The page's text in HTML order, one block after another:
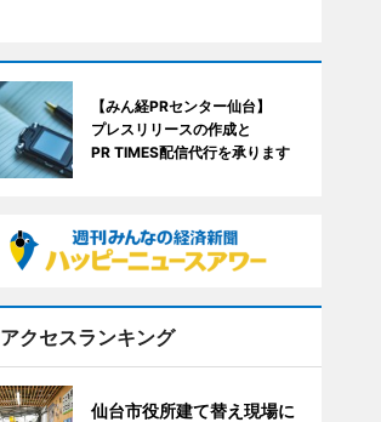
【みん経PRセンター仙台】
プレスリリースの作成と
PR TIMES配信代行を承ります
アクセスランキング
仙台市役所建て替え現場に